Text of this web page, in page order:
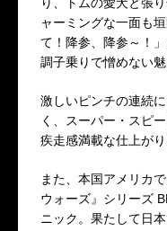
ャーミングな一面も
て！降参、降参～！
調子乗りで憎めない魅
激しいピンチの連続
く、スーパー・スピ
疾走感満載な仕上がり
また、本国アメリカ
ウォーズ』シリーズ
ニック。果たして日